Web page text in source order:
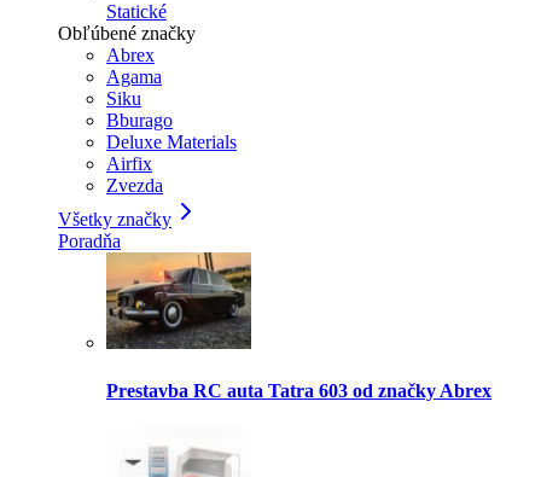
Statické
Obľúbené značky
Abrex
Agama
Siku
Bburago
Deluxe Materials
Airfix
Zvezda
Všetky značky
Poradňa
Prestavba RC auta Tatra 603 od značky Abrex